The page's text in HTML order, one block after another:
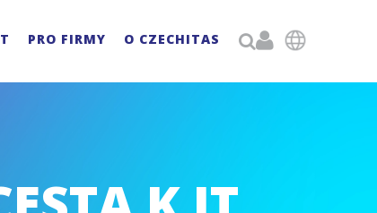
PRO FIRMY O CZECHITAS 